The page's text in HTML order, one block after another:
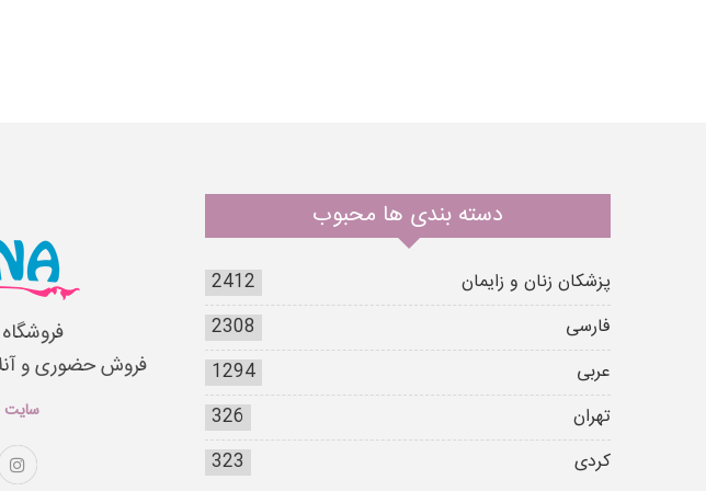
دسته بندی ها محبوب
پزشکان زنان و زایمان
2412
فارسی
2308
عربی
1294
تهران
326
کردی
323
فروش حضوری و
سایت